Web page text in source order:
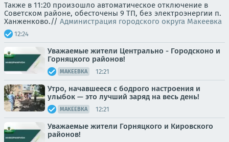
Также в 11:20 произошло автоматическое отключение в
Советском районе, обесточены 9 ТП, без электроэнергии п.
Ханженково.// Администрация городского округа Макеевка
12:24
Уважаемые жители Центрально - Городсконо и
Горняцкого районов!
МАКЕЕВКА 12:21
Утро, начавшееся с бодрого настроения и
улыбок — это лучший заряд на весь день!
МАКЕЕВКА 12:21
Уважаемые жители Горняцкого и Кировского
районов!